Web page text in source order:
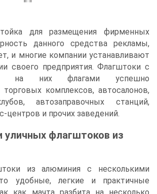
для размещения фирменных
данного средства рекламы,
и многие компании устанавливают
своего предприятия. Флагштоки с
на них флагами успешно
комплексов, автосалонов,
автозаправочных станций,
центров и прочих заведений.
уличных флагштоков из
из алюминия с несколькими
удобные, легкие и практичные